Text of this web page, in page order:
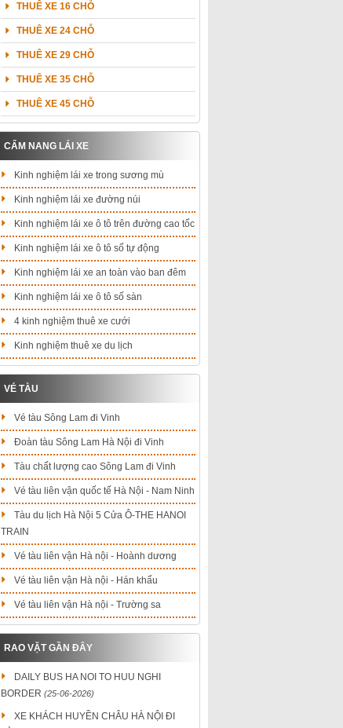
THUÊ XE 16 CHỖ
THUÊ XE 24 CHỖ
THUÊ XE 29 CHỖ
THUÊ XE 35 CHỖ
THUÊ XE 45 CHỖ
CẨM NANG LÁI XE
Kinh nghiệm lái xe trong sương mù
Kinh nghiệm lái xe đường núi
Kinh nghiệm lái xe ô tô trên đường cao tốc
Kinh nghiệm lái xe ô tô số tự động
Kinh nghiệm lái xe an toàn vào ban đêm
Kinh nghiệm lái xe ô tô số sàn
4 kinh nghiệm thuê xe cưới
Kinh nghiệm thuê xe du lịch
VÉ TÀU
Vé tàu Sông Lam đi Vinh
Đoàn tàu Sông Lam Hà Nội đi Vinh
Tàu chất lượng cao Sông Lam đi Vinh
Vé tàu liên vận quốc tế Hà Nội - Nam Ninh
Tàu du lịch Hà Nội 5 Cửa Ô-THE HANOI
TRAIN
Vé tàu liên vận Hà nội - Hoành dương
Vé tàu liên vận Hà nội - Hán khẩu
Vé tàu liên vận Hà nội - Trường sa
RAO VẶT GẦN ĐÂY
DAILY BUS HA NOI TO HUU NGHI
BORDER (25-06-2026)
XE KHÁCH HUYỀN CHÂU HÀ NỘI ĐI